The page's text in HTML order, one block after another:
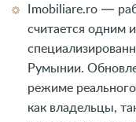
Imobiliare.ro —
считается одним
Румынии.
режиме
как владельцы,